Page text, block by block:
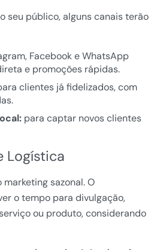
seu público, alguns canais terão
Facebook e WhatsApp
e promoções rápidas.
clientes já fidelizados, com
para captar novos clientes
Logística
sazonal. O
o tempo para divulgação,
ou produto, considerando